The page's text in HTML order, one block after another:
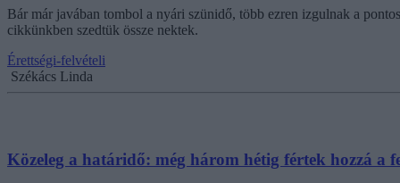
Bár már javában tombol a nyári szünidő, több ezren izgulnak a
cikkünkben szedtük össze nektek.
Érettségi-felvételi
Székács Linda
Közeleg a határidő: még három hétig fértek hozzá a